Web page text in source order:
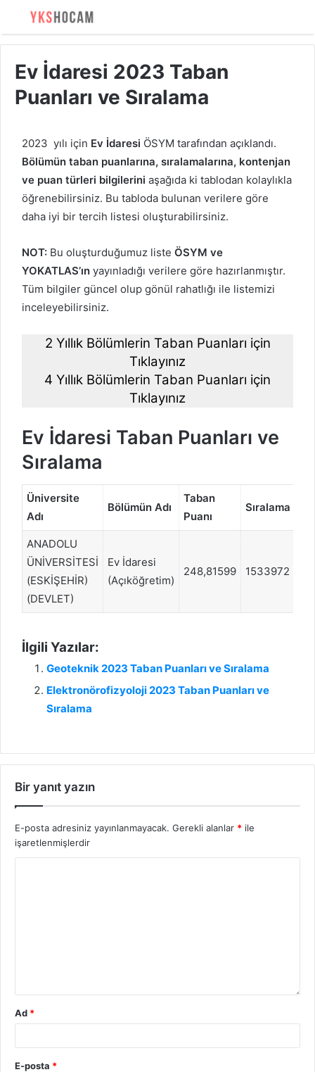
Ev İdaresi 2023 Taban
Puanları ve Sıralama
2023 yılı için Ev İdaresi ÖSYM tarafından açıklandı.
Bölümün taban puanlarına, sıralamalarına, kontenjan
ve puan türleri bilgilerini aşağıda ki tablodan kolaylıkla
öğrenebilirsiniz. Bu tabloda bulunan verilere göre
daha iyi bir tercih listesi oluşturabilirsiniz.
NOT: Bu oluşturduğumuz liste ÖSYM ve
YOKATLAS’ın yayınladığı verilere göre hazırlanmıştır.
Tüm bilgiler güncel olup gönül rahatlığı ile listemizi
inceleyebilirsiniz.
2 Yıllık Bölümlerin Taban Puanları için
Tıklayınız
4 Yıllık Bölümlerin Taban Puanları için
Tıklayınız
Ev İdaresi Taban Puanları ve
Sıralama
Üniversite
Adı
Bölümün Adı
Taban
Puanı
Sıralama
ANADOLU
ÜNİVERSİTESİ
(ESKİŞEHİR)
(DEVLET)
Ev İdaresi
(Açıköğretim)
248,81599 1533972
İlgili Yazılar:
Geoteknik 2023 Taban Puanları ve Sıralama
Elektronörofizyoloji 2023 Taban Puanları ve
Sıralama
Bir yanıt yazın
E-posta adresiniz yayınlanmayacak. Gerekli alanlar * ile
işaretlenmişlerdir
Ad *
E-posta *